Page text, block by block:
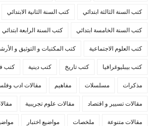
كتب السنة الثالثة ابتدائي كتب السنة الثانية الابتدائي
كتب السنة الخامسة ابتدائي كتب السنة الرابعة ابتدائي
كتب العلوم الاجتماعية كتب المكتبات و التوثيق و
كتب بيبليوغرافيا كتب تاريخ كتب دينية كتب
مذكرات مسلسلات مفاهيم مقالات ادب
مقالات تسيير و اقتصاد مقالات علوم تجريبية
مقالات متنوعة ملخصات مواضيع اختبار